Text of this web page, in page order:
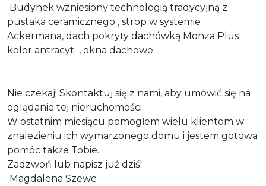
Budynek wzniesiony technologią tradycyjną z
pustaka ceramicznego , strop w systemie
Ackermana, dach pokryty dachówką Monza Plus
kolor antracyt , okna dachowe.
Nie czekaj! Skontaktuj się z nami, aby umówić się na
oglądanie tej nieruchomości.
W ostatnim miesiącu pomogłem wielu klientom w
znalezieniu ich wymarzonego domu i jestem gotowa
pomóc także Tobie.
Zadzwoń lub napisz już dziś!
Magdalena Szewc